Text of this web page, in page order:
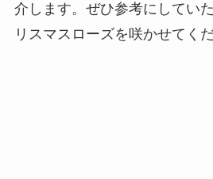
介します。ぜひ参考にしてい
リスマスローズを咲かせてくだ